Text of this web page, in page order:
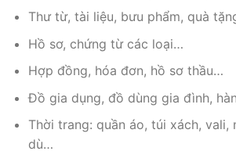
Thư từ, tài liệu, bưu phẩm, quà
Hồ sơ, chứng từ các loại…
Hợp đồng, hóa đơn, hồ sơ thầu…
Đồ gia dụng, đồ dùng gia đình,
Thời trang: quần áo, túi xách, vali,
dù…